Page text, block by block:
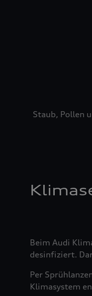
Staub, Pollen
Beim Audi
desinfiziert.
Per
Klimasystem